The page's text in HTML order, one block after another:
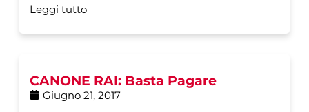
Leggi tutto
CANONE RAI: Basta Pagare
Giugno 21, 2017